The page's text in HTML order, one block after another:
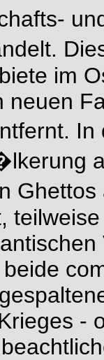
im
neuen
-